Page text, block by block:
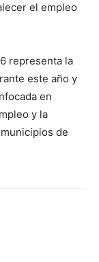
el empleo
representa la
este año y
en
y la
de